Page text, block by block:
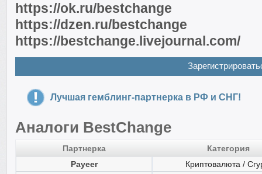
https://ok.ru/bestchange
https://dzen.ru/bestchange
https://bestchange.livejournal.com/
Лучшая гемблинг-партнерка в РФ и СНГ!
Аналоги BestChange
Партнерка
Категория
Payeer
Криптовалюта /